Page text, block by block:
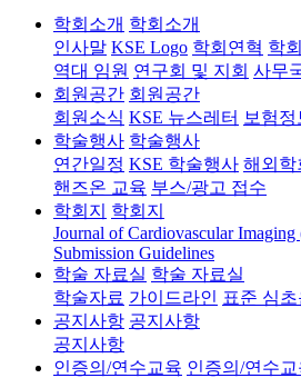
학회소개 학회소개
인사말 KSE Logo 학회연혁 학
역대 임원 연구회 및 지회 사무
회원공간 회원공간
회원소식 KSE 뉴스레터 보험정
학술행사 학술행사
연간일정 KSE 학술행사 해외학
핸즈온 교육 부스/광고 접수
학회지
학회지
Journal of Cardiovascular
Submission Guidelines
학술 자료실 학술 자료실
학술자료 가이드라인 표준 심
공지사항 공지사항
공지사항
인증의/연수교육 인증의/연수교